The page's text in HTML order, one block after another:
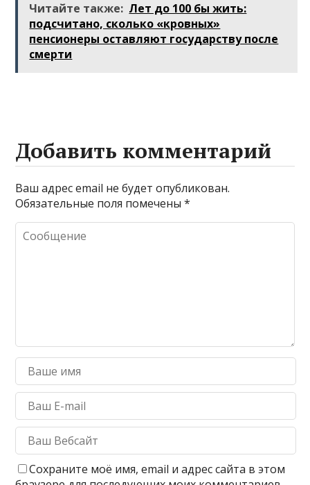
миру
беспроводной
связи
весельной лодке
Читайте также: Лет до 100 бы жить:
подсчитано, сколько «кровных»
пенсионеры оставляют государству после
смерти
Добавить комментарий
Ваш адрес email не будет опубликован.
Обязательные поля помечены*
Сохраните моё имя, email и адрес сайта в этом